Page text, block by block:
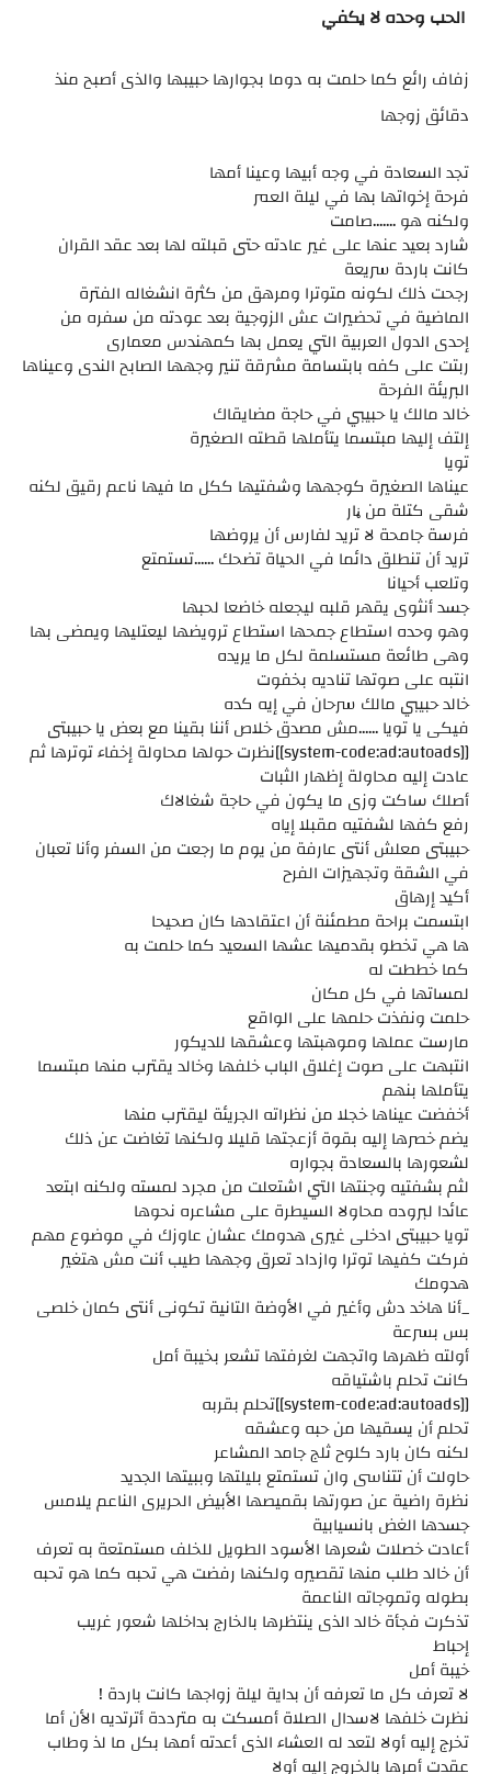
الحب وحده لا يكفي
زفاف رائع كما حلمت به دوما بجوارها حبيبها والذى أصبح منذ
دقائق زوجها
تجد السعادة في وجه أبيها وعينا أمها
فرحة إخواتها بها في ليلة العمر
ولكنه هو .......صامت
شارد بعيد عنها على غير عادته حتى قبلته لها بعد عقد القران
كانت باردة سريعة
رجحت ذلك لكونه متوترا ومرهق من كثرة انشغاله الفترة
الماضية في تحضيرات عش الزوجية بعد عودته من سفره من
إحدى الدول العربية التي يعمل بها كمهندس معمارى
ربتت على كفه بابتسامة مشرقة تنير وجهها الصابح الندى وعيناها
البريئة الفرحة
خالد مالك يا حبيبي في حاجة مضايقاك
إلتف إليها مبتسما يتأملها قطته الصغيرة
تويا
عيناها الصغيرة كوجهها وشفتيها ككل ما فيها ناعم رقيق لكنه
شقى كتلة من ڼار
فرسة جامحة لا تريد لفارس أن يروضها
تريد أن تنطلق دائما في الحياة تضحك ......تستمتع
وتلعب أحيانا
جسد أنثوى يقهر قلبه ليجعله خاضعا لحبها
وهو وحده استطاع جمحها استطاع ترويضها ليعتليها ويمضى بها
وهى طائعة مستسلمة لكل ما يريده
انتبه على صوتها تناديه بخفوت
خالد حبيبي مالك سرحان في إيه كده
فيكى يا تويا ......مش مصدق خلاص أننا بقينا مع بعض يا حبيبتى
[[system-code:ad:autoads]]نظرت حولها محاولة إخفاء توترها ثم
عادت إليه محاولة إظهار الثبات
أصلك ساكت وزى ما يكون في حاجة شغالاك
رفع كفها لشفتيه مقبلا إياه
حبيبتى معلش أنتى عارفة من يوم ما رجعت من السفر وأنا تعبان
في الشقة وتجهيزات الفرح
أكيد إرهاق
ابتسمت براحة مطمئنة أن اعتقادها كان صحيحا
ها هي تخطو بقدميها عشها السعيد كما حلمت به
كما خططت له
لمساتها في كل مكان
حلمت ونفذت حلمها على الواقع
مارست عملها وموهبتها وعشقها للديكور
انتبهت على صوت إغلاق الباب خلفها وخالد يقترب منها مبتسما
يتأملها بنهم
أخفضت عيناها خجلا من نظراته الجريئة ليقترب منها
يضم خصرها إليه بقوة أزعجتها قليلا ولكنها تغاضت عن ذلك
لشعورها بالسعادة بجواره
لثم بشفتيه وجنتها التي اشتعلت من مجرد لمسته ولكنه ابتعد
عائدا لبروده محاولا السيطرة على مشاعره نحوها
تويا حبيبتى ادخلى غيرى هدومك عشان عاوزك في موضوع مهم
فركت كفيها توترا وازداد تعرق وجهها طيب أنت مش هتغير
هدومك
_أنا هاخد دش وأغير في الأوضة التانية تكونى أنتى كمان خلصى
بس بسرعة
أولته ظهرها واتجهت لغرفتها تشعر بخيبة أمل
كانت تحلم باشتياقه
[[system-code:ad:autoads]]تحلم بقربه
تحلم أن يسقيها من حبه وعشقه
لكنه كان بارد كلوح ثلج جامد المشاعر
حاولت أن تتناسى وان تستمتع بليلتها وببيتها الجديد
نظرة راضية عن صورتها بقميصها الأبيض الحريرى الناعم يلامس
جسدها الغض بانسيابية
أعادت خصلات شعرها الأسود الطويل للخلف مستمتعة به تعرف
أن خالد طلب منها تقصيره ولكنها رفضت هي تحبه كما هو تحبه
بطوله وتموجاته الناعمة
تذكرت فجأة خالد الذى ينتظرها بالخارج بداخلها شعور غريب
إحباط
خيبة أمل
لا تعرف كل ما تعرفه أن بداية ليلة زواجها كانت باردة !
نظرت خلفها لاسدال الصلاة أمسكت به مترددة أترتديه الأن أما
تخرج إليه أولا لتعد له العشاء الذى أعدته أمها بكل ما لذ وطاب
عقدت أمرها بالخروج إليه أولا